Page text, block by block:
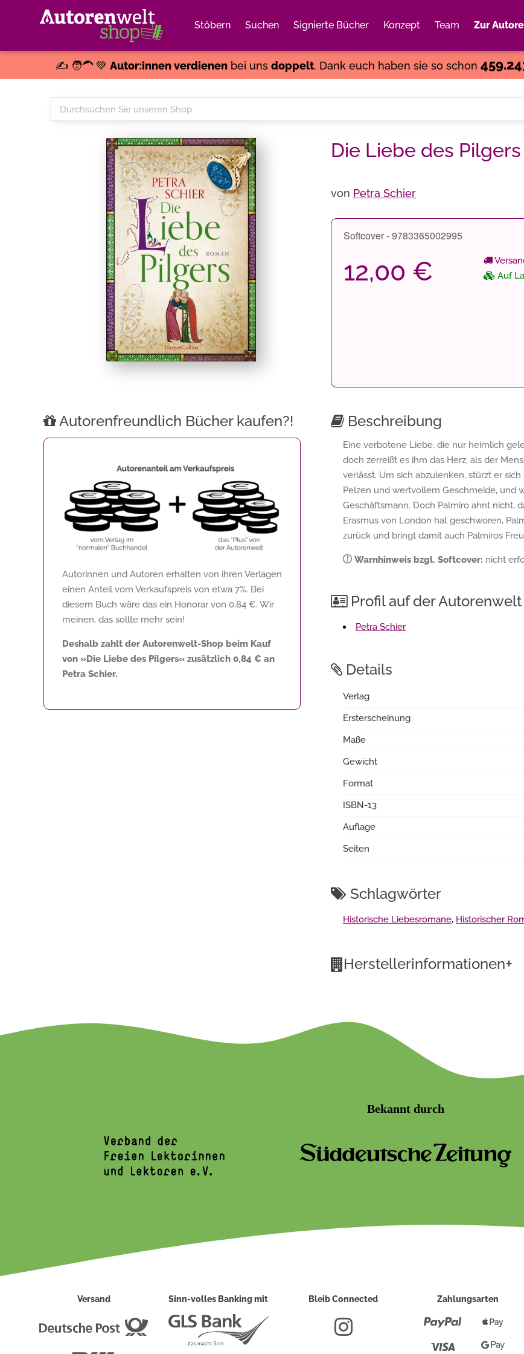
Stöbern Suchen Signierte Bücher Konzept Team Zur
✍️ 🧑‍🦱 💚 Autor:innen verdienenbei uns doppelt. Dank euch haben sie so schon
Durchsuchen
Sie
Die Liebe des Pilgers
von Petra Schier
Softcover - 9783365002995
12,00 €
Auf
Autorenfreundlich Bücher kaufen?!
Autorinnen und Autoren erhalten von ihren Verlagen
einen Anteil vom Verkaufspreis von etwa 7%. Bei
diesem Buch wäre das ein Honorar von 0,84 €. Wir
meinen, das sollte mehr sein!
Deshalb zahlt der Autorenwelt-Shop beim Kauf
von »Die Liebe des Pilgers« zusätzlich 0,84 € an
Petra Schier.
Beschreibung
Eine verbotene Liebe, die nur heimlich
doch zerreißt es ihm das Herz, als der
verlässt. Um sich abzulenken, stürzt er
Pelzen und wertvollem Geschmeide, und
Geschäftsmann. Doch Palmiro ahnt nicht,
Erasmus von London hat geschworen,
zurück und bringt damit auch Palmiros
Warnhinweis bzgl. Softcover: nicht
Profil auf der Autorenwelt
Petra Schier
Details
Verlag
Ersterscheinung
Maße
Gewicht
Format
ISBN-13
Auflage
Seiten
Schlagwörter
Historische Liebesromane, Historischer
Herstellerinformationen+
Bekannt durch
Versand
Deutsche
Sinn-volles Banking mit Bleib Connected Zahlungsarten
Paypal
Pay